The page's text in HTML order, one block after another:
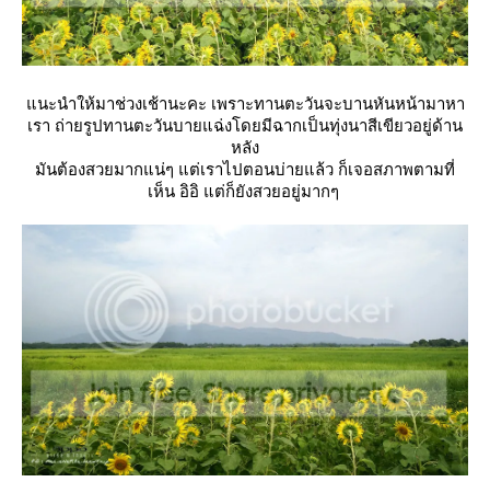
นะนำให้มาช่วงเช้านะคะ เพราะทานตะวันจะบานหันหน้ามาหา
เรา ถ่ายรูปทานตะวันบายแฉ่งโดยมีฉากเป็นทุ่งนาสีเขียวอยู่ด้าน
หลัง
มันต้องสวยมากแน่ๆ แต่เราไปตอนบ่ายแล้ว ก็เจอสภาพตามที่
เห็น อิอิ แต่ก็ยังสวยอยู่มากๆ